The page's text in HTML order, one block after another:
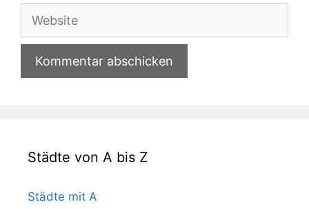
Adresse
Website
Städte von A bis Z
Städte mit A